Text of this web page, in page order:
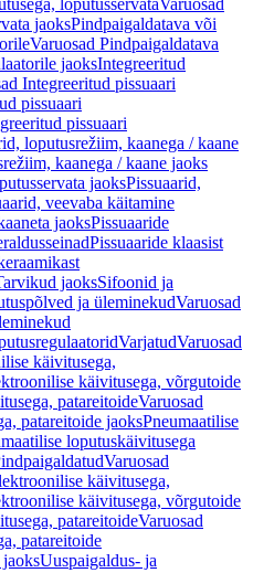
loputusservataVaruosad
jaoksPindpaigaldatava või
Varuosad Pindpaigaldatava
jaoksIntegreeritud
Integreeritud pissuaari
pissuaari
pissuaari
loputusrežiim, kaanega / kaane
kaanega / kaane jaoks
jaoksPissuaarid,
veevaba käitamine
jaoksPissuaaride
Pissuaaride klaasist
jaoksSifoonid ja
ja üleminekudVaruosad
VarjatudVaruosad
käivitusega,
käivitusega, võrgutoide
patareitoideVaruosad
patareitoide jaoksPneumaatilise
loputuskäivitusega
Varuosad
käivitusega,
käivitusega, võrgutoide
patareitoideVaruosad
patareitoide
Uuspaigaldus- ja